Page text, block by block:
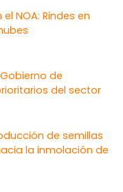
NOA: Rindes en
de
del sector
de semillas
la inmolación de